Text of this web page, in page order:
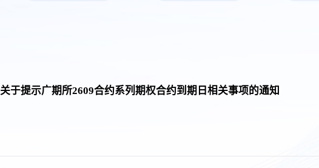
关于提示广期所2609合约系列期权合约到期日相关事项的通知